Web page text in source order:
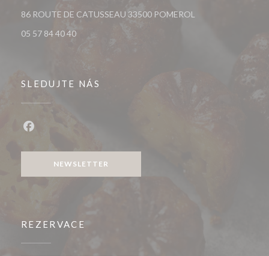
86 ROUTE DE CATUSSEAU 33500 POMEROL
05 57 84 40 40
SLEDUJTE NÁS
NEWSLETTER
REZERVACE